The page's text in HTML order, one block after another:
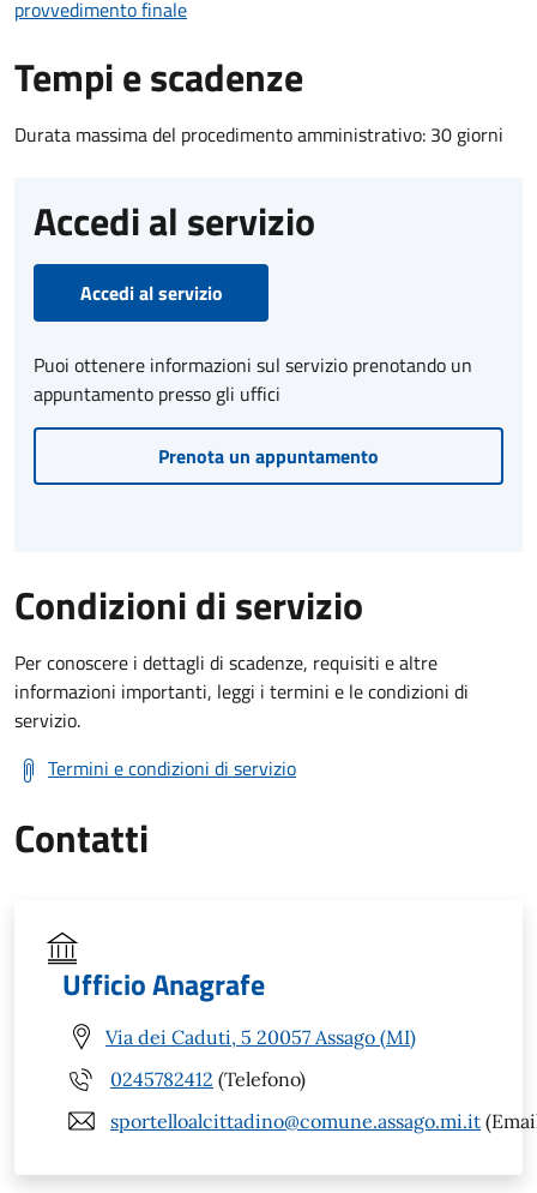
provvedimento finale
Tempi e scadenze
Durata massima del procedimento amministrativo: 30 giorni
Accedi al servizio
Accedi al servizio
Puoi ottenere informazioni sul servizio prenotando un
appuntamento presso gli uffici
Prenota un appuntamento
Condizioni di servizio
Per conoscere i dettagli di scadenze, requisiti e altre
informazioni importanti, leggi i termini e le condizioni di
servizio.
Termini e condizioni di servizio
Contatti
Ufficio Anagrafe
Via dei Caduti, 5 20057 Assago (MI)
0245782412 (Telefono)
sportelloalcittadino@comune.assago.mi.it